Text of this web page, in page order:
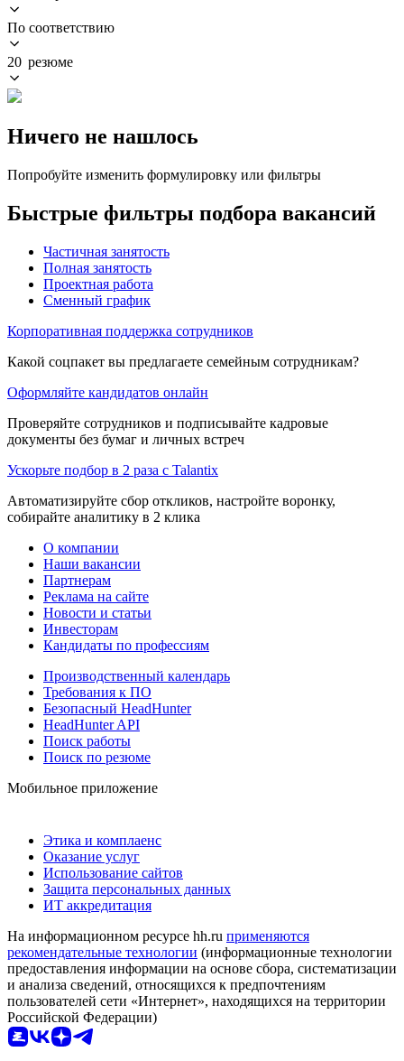
По соответствию
20 резюме
Ничего не нашлось
Попробуйте изменить формулировку или фильтры
Быстрые фильтры подбора вакансий
Частичная занятость
Полная занятость
Проектная работа
Сменный график
Корпоративная поддержка сотрудников
Какой соцпакет вы предлагаете семейным сотрудникам?
Оформляйте кандидатов онлайн
Проверяйте сотрудников и подписывайте кадровые
документы без бумаг и личных встреч
Ускорьте подбор в 2 раза с Talantix
Автоматизируйте сбор откликов, настройте воронку,
собирайте аналитику в 2 клика
О компании
Наши вакансии
Партнерам
Реклама на сайте
Новости и статьи
Инвесторам
Кандидаты по профессиям
Производственный календарь
Требования к ПО
Безопасный HeadHunter
HeadHunter API
Поиск работы
Поиск по резюме
Мобильное приложение
Этика и комплаенс
Оказание услуг
Использование сайтов
Защита персональных данных
ИТ аккредитация
На информационном ресурсе hh.ru применяются
рекомендательные технологии (информационные технологии
предоставления информации на основе сбора, систематизации
и анализа сведений, относящихся к предпочтениям
пользователей сети «Интернет», находящихся на территории
Российской Федерации)